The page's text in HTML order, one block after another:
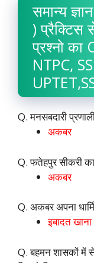
समान्य
) प्रैक्टिस
प्रश्नो
NTPC,
Q. मनसबदारी
अकबर
Q. फतेहपुर सीकरी
अकबर
Q. अकबर अपना
इबादत खाना
Q. बहमन शासकों में से